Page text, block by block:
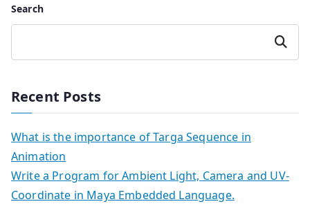
Search
Search
Recent Posts
What is the importance of Targa Sequence in
Animation
Write a Program for Ambient Light, Camera and UV-
Coordinate in Maya Embedded Language.